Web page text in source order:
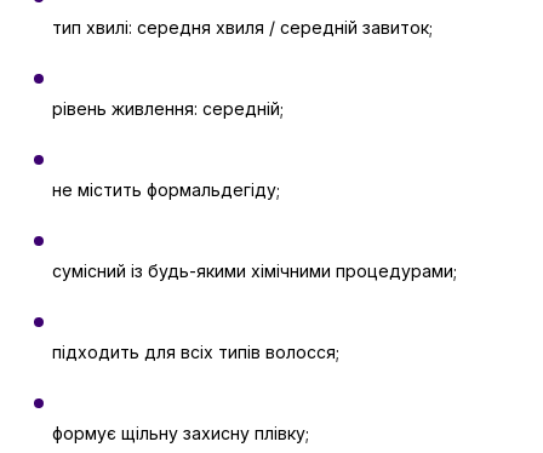
тип хвилі: середня хвиля / середній завиток;
рівень живлення: середній;
не містить формальдегіду;
сумісний із будь-якими хімічними процедурами;
підходить для всіх типів волосся;
формує щільну захисну плівку;